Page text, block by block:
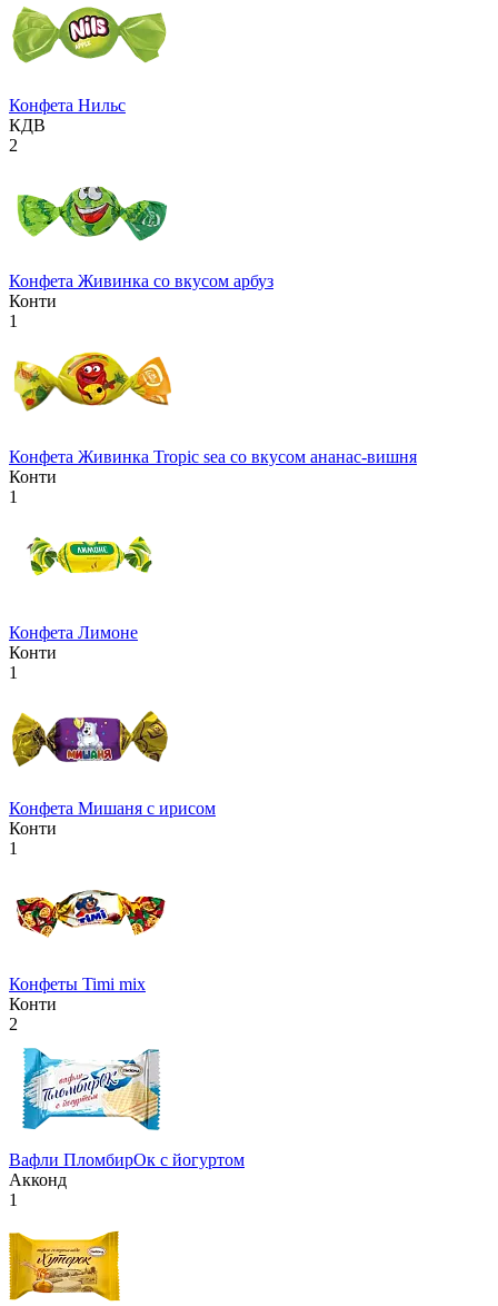
Конфета Нильс
КДВ
2
Конфета Живинка со вкусом арбуз
Конти
1
Конфета Живинка Tropic sea со вкусом ананас-вишня
Конти
1
Конфета Лимоне
Конти
1
Конфета Мишаня с ирисом
Конти
1
Конфеты Timi mix
Конти
2
Вафли ПломбирОк с йогуртом
Акконд
1